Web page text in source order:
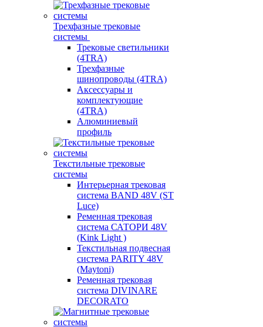
Трехфазные трековые
системы
Трековые светильники
(4TRA)
Трехфазные
шинопроводы (4TRA)
Аксессуары и
комплектующие
(4TRA)
Алюминиевый
профиль
Текстильные трековые
системы
Интерьерная трековая
система BAND 48V (ST
Luce)
Ременная трековая
система САТОРИ 48V
(Kink Light )
Текстильная подвесная
система PARITY 48V
(Maytoni)
Ременная трековая
система DIVINARE
DECORATO